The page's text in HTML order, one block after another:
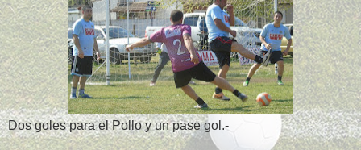
Dos goles para el Pollo y un pase gol.-